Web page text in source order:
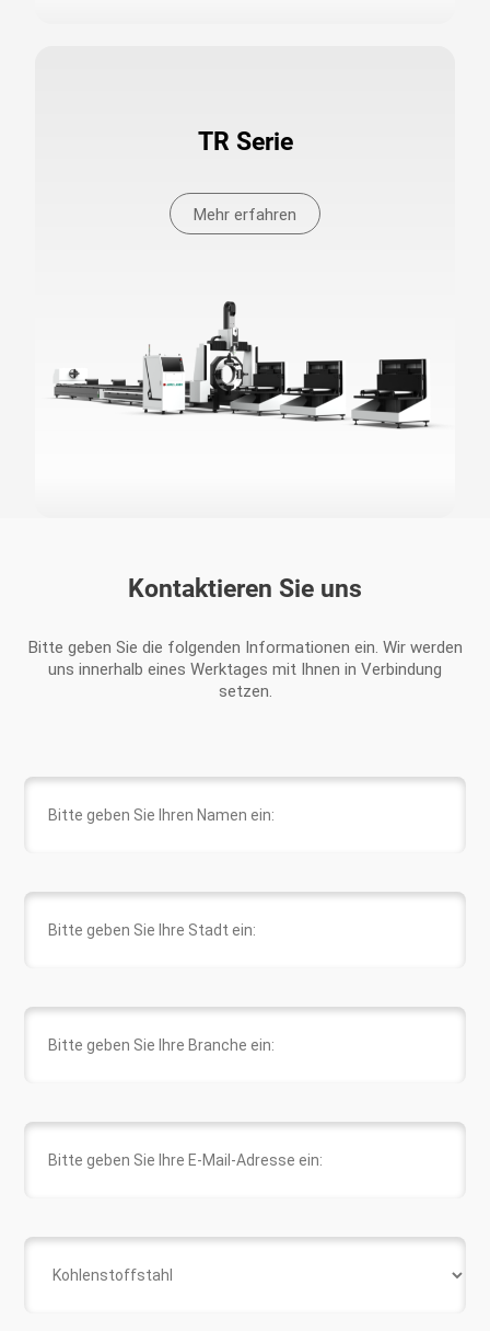
TR Serie
Mehr erfahren
Kontaktieren Sie uns
Bitte geben Sie die folgenden Informationen ein. Wir werden
uns innerhalb eines Werktages mit Ihnen in Verbindung
setzen.